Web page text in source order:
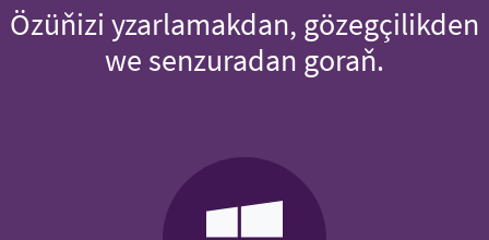
Özüňizi yzarlamakdan, gözegçilikden
we senzuradan goraň.